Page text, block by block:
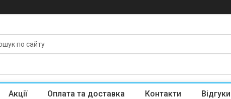
Акції Оплата та доставка Контакти Відгуки